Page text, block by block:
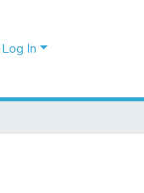
Log In